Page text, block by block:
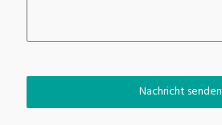
Nachricht senden